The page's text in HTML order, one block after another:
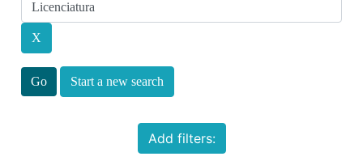
Start a new search
Add filters: